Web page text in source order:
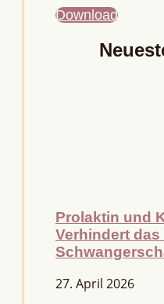
Download
Prolaktin und
Verhindert
27. April 2026